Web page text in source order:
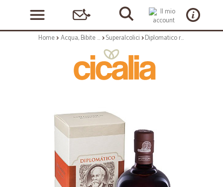
Home Acqua, Bibite e Alcolici Superalcolici Diplomatico rum mantuano astucciato 40° cl.70